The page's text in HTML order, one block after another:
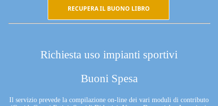
RECUPERA IL BUONO LIBRO
Richiesta uso impianti sportivi
Buoni Spesa
Il servizio prevede la compilazione on-line dei vari moduli di contributo